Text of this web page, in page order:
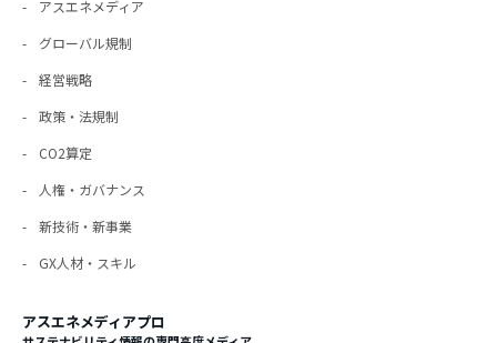
アスエネメディア
グローバル規制
経営戦略
政策・法規制
CO2算定
人権・ガバナンス
新技術・新事業
GX人材・スキル
アスエネメディアプロ